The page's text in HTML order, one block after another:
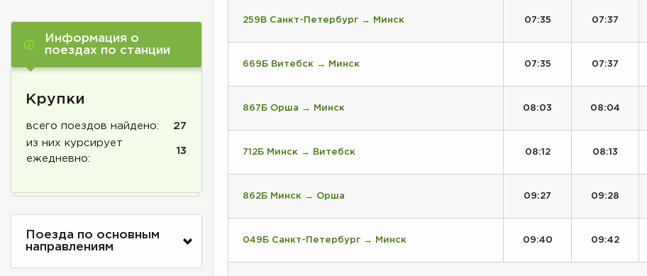
Информация о
поездах по станции
Крупки
всего поездов найдено:
27
из них курсирует
ежедневно:
13
Поезда по основным
направлениям
259В Санкт-Петербург → Минск 07:35 07:37
669Б Витебск → Минск 07:35 07:37
867Б Орша → Минск 08:03 08:04
712Б Минск → Витебск 08:12 08:13
862Б Минск → Орша 09:27 09:28
049Б Санкт-Петербург → Минск 09:40 09:42